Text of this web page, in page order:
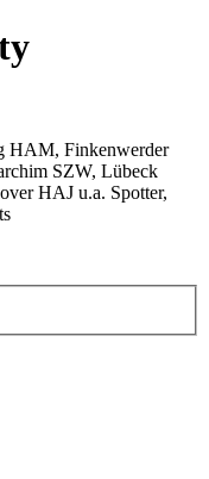
HAM, Finkenwerder
SZW, Lübeck
HAJ u.a. Spotter,